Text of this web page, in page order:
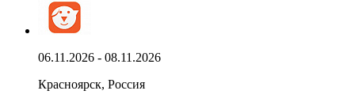
06.11.2026 - 08.11.2026
Красноярск, Россия